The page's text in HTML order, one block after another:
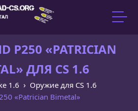
P250 «PATRICIAN
ДЛЯ CS 1.6
1.6
Оружие для CS 1.6
«Patrician Bimetal»